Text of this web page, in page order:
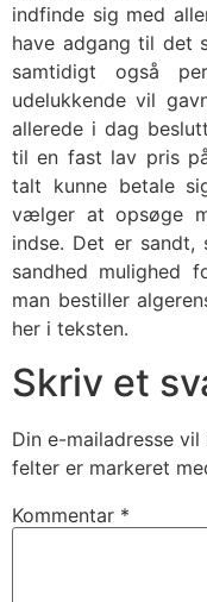
indfinde sig med
have adgang til det
samtidigt også
udelukkende vil
allerede i dag
til en fast lav pris
talt kunne betale
vælger at opsøge
indse. Det er
sandhed mulighed
man bestiller
her i teksten.
Skriv et
Din e-mailadresse
felter er markeret
Kommentar *